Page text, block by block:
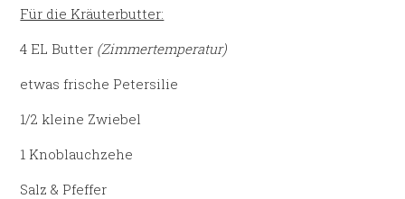
Für die Kräuterbutter:
4 EL Butter (Zimmertemperatur)
etwas frische Petersilie
1/2 kleine Zwiebel
1 Knoblauchzehe
Salz & Pfeffer